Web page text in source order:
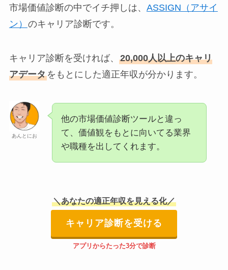
市場価値診断の中でイチ押しは、 ASSIGN（アサイ
ン） のキャリア診断です。
キャリア診断を受ければ、 20,000人以上のキャリ
アデータをもとにした適正年収が分かります。
あんとにお
他の市場価値診断ツールと違っ
て、価値観をもとに向いてる業界
や職種を出してくれます。
＼あなたの適正年収を見える化／
キャリア診断を受ける
アプリからたった3分で診断